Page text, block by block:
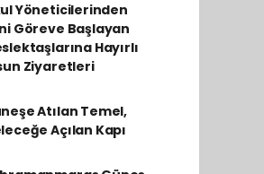
Yöneticilerinden
Göreve Başlayan
Hayırlı
Ziyaretleri
Atılan Temel,
Açılan Kapı